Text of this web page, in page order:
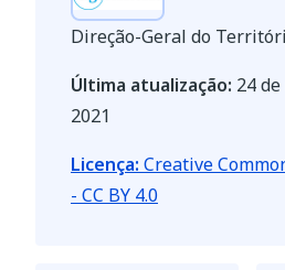
Direção-Geral do
Última atualização: 24
2021
Licença: Creative
- CC BY 4.0